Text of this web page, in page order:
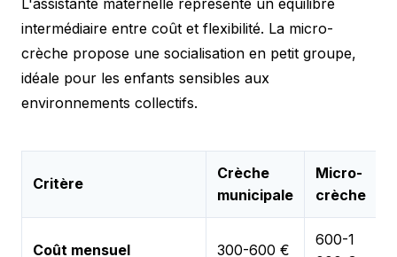
intermédiaire entre coût et flexibilité. La micro-
crèche propose une socialisation en petit groupe,
idéale pour les enfants sensibles aux
environnements collectifs.
Critère
Crèche
municipale
Micro-
crèche
Coût mensuel 300-600 €
600-1